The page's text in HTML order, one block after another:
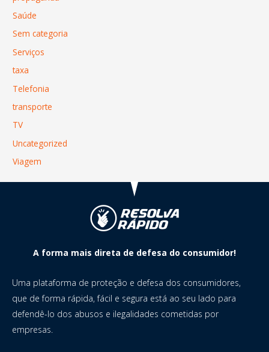
Saúde
Sem categoria
Serviços
taxa
Telefonia
transporte
TV
Uncategorized
Viagem
A forma mais direta de defesa do consumidor!
Uma plataforma de proteção e defesa dos consumidores,
que de forma rápida, fácil e segura está ao seu lado para
defendê-lo dos abusos e ilegalidades cometidas por
empresas.